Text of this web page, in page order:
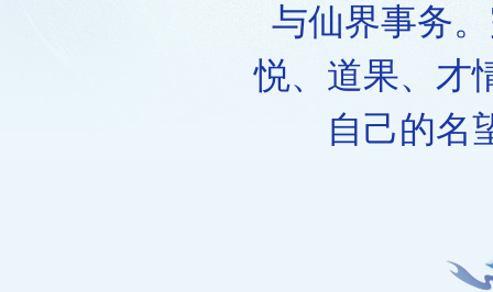
与仙界事务
悦、道果、才
自己的名